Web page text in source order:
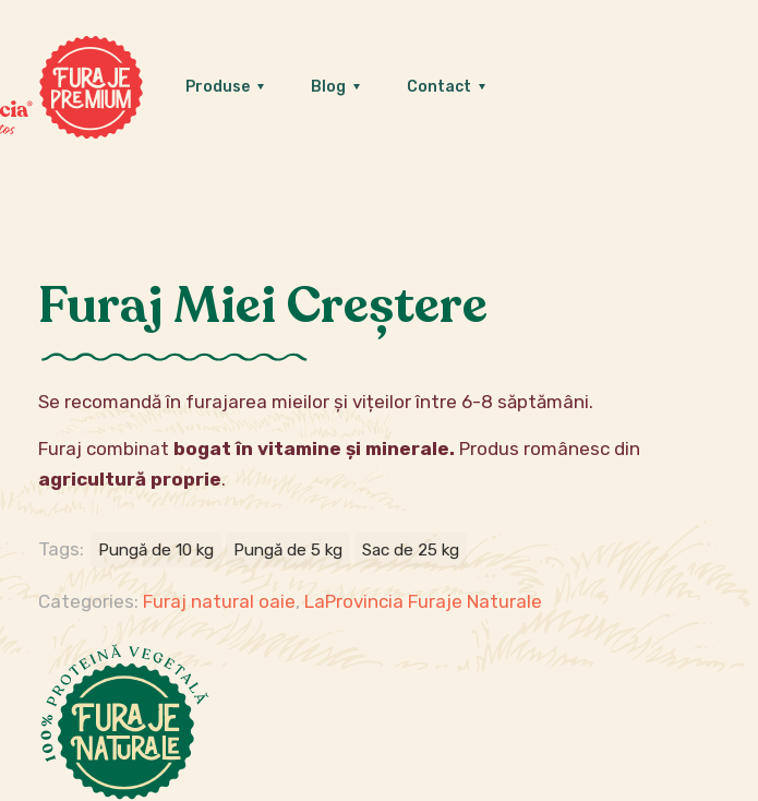
Produse Blog Contact
Furaj Miei Creștere
Se recomandă în furajarea mieilor și vițeilor între 6-8 săptămâni.
Furaj combinat bogat în vitamine și minerale. Produs românesc din
agricultură proprie.
Tags: Pungă de 10 kg Pungă de 5 kg Sac de 25 kg
Categories: Furaj natural oaie, LaProvincia Furaje Naturale